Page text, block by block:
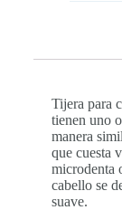
Tijera para
tienen uno
manera
que cuesta
microdenta
cabello se
suave.